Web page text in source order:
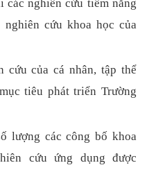
các nghiên cứu tiềm năng
cứu khoa học của
cứu của cá nhân, tập thể
tiêu phát triển Trường
lượng các công bố khoa
cứu ứng dụng được